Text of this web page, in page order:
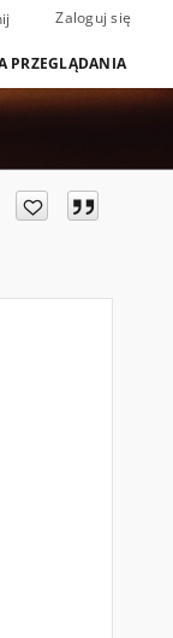
Zaloguj się
PRZEGLĄDANIA